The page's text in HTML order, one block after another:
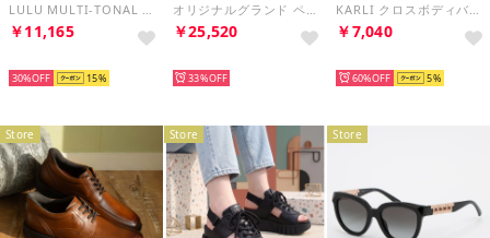
LULU MULTI-TONAL GLITTER TOE-POST SANDALS （Black Multi）
￥11,165
30% 15
オリジナルグランド ペイトン フラットフォーム womens （ブラック / ブラック）
￥25,520
33%
KARLI クロスボディバッグ （Denim Stone）
￥7,040
60% 5
Store Store Store